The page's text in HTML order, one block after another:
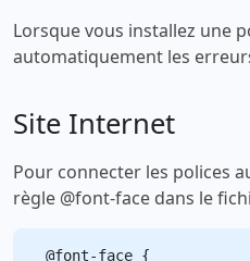
Lorsque vous installez une
automatiquement les
Site Internet
Pour connecter les polices
règle @font-face dans le
@font-face {